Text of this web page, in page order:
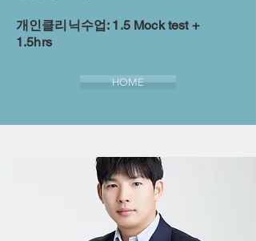
​개인클리닉수업: 1.5 Mock test +
1.5hrs
HOME